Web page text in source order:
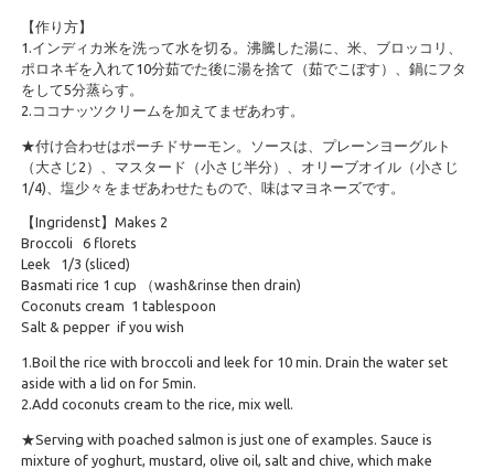
【作り方】
1.インディカ米を洗って水を切る。沸騰した湯に、米、ブロッコリ、
ポロネギを入れて10分茹でた後に湯を捨て（茹でこぼす）、鍋にフタ
をして5分蒸らす。
2.ココナッツクリームを加えてまぜあわす。
★付け合わせはポーチドサーモン。ソースは、プレーンヨーグルト
（大さじ2）、マスタード（小さじ半分）、オリーブオイル（小さじ
1/4)、塩少々をまぜあわせたもので、味はマヨネーズです。
【Ingridenst】Makes 2
Broccoli 6 florets
Leek 1/3 (sliced)
Basmati rice 1 cup （wash&rinse then drain)
Coconuts cream 1 tablespoon
Salt & pepper if you wish
1.Boil the rice with broccoli and leek for 10 min. Drain the water set
aside with a lid on for 5min.
2.Add coconuts cream to the rice, mix well.
★Serving with poached salmon is just one of examples. Sauce is
mixture of yoghurt, mustard, olive oil, salt and chive, which make